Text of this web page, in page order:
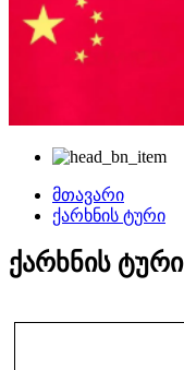
მთავარი
ქარხნის ტური
ქარხნის ტური